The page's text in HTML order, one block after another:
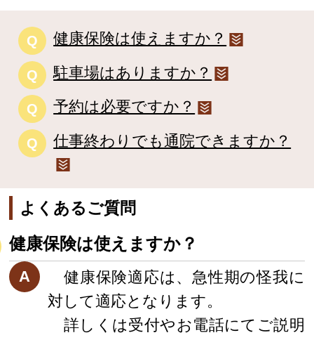
Q 健康保険は使えますか？
Q 駐車場はありますか？
Q 予約は必要ですか？
Q 仕事終わりでも通院できますか？
よくあるご質問
健康保険は使えますか？
A
健康保険適応は、急性期の怪我に
対して適応となります。
詳しくは受付やお電話にてご説明